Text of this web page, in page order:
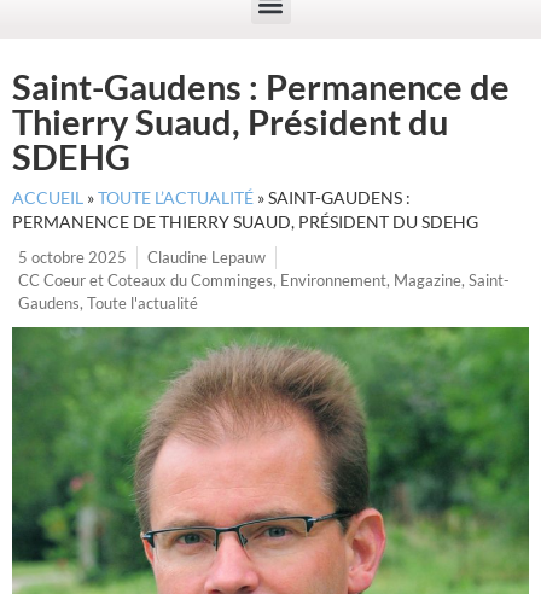
Saint-Gaudens : Permanence de
Thierry Suaud, Président du
SDEHG
ACCUEIL »TOUTE L’ACTUALITÉ »SAINT-GAUDENS :
PERMANENCE DE THIERRY SUAUD, PRÉSIDENT DU SDEHG
5 octobre 2025
Claudine Lepauw
CC Coeur et Coteaux du Comminges, Environnement, Magazine, Saint-
Gaudens, Toute l'actualité